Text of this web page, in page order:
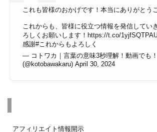
これも皆様のおかげです！本当にありがとう
これからも、皆様に役立つ情報を発信してい
ろしくお願いします！ https://t.co/
感謝#これからもよろしく
— コトワカ｜言葉の意味3秒理解！動画でも！
(@kotobawakaru) April 30, 2024
アフィリエイト情報開示